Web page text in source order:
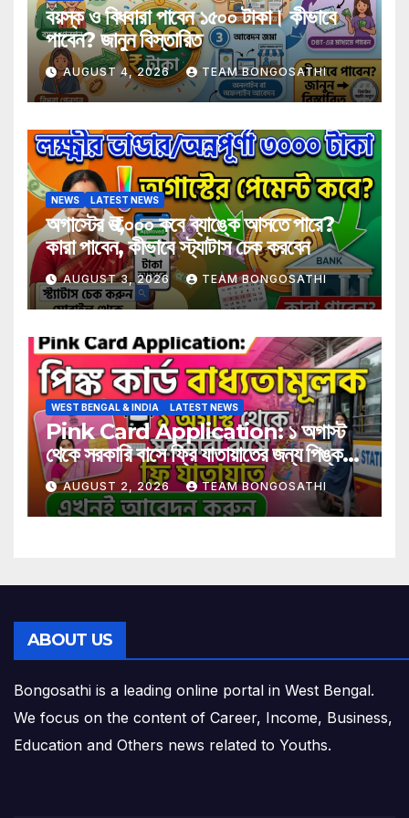
বয়স্ক ও বিধবারা পাবেন ১৫০০ টাকা। কীভাবে
পাবেন? জানুন বিস্তারিত
AUGUST 4, 2026 TEAM BONGOSATHI
NEWS LATEST NEWS
অগাস্টের ₹৩,০০০ কবে ব্যাঙ্কে আসতে পারে?
কারা পাবেন, কীভাবে স্ট্যাটাস চেক করবেন
AUGUST 3, 2026 TEAM BONGOSATHI
WEST BENGAL & INDIA LATEST NEWS
Pink Card Application: ১ অগাস্ট
থেকে সরকারি বাসে ফ্রি যাতায়াতের জন্য পিঙ্ক
কার্ড বাধ্যতামূলক? আবেদন করুন এখনই
AUGUST 2, 2026 TEAM BONGOSATHI
ABOUT US
Bongosathi is a leading online portal in West Bengal.
We focus on the content of Career, Income, Business,
Education and Others news related to Youths.